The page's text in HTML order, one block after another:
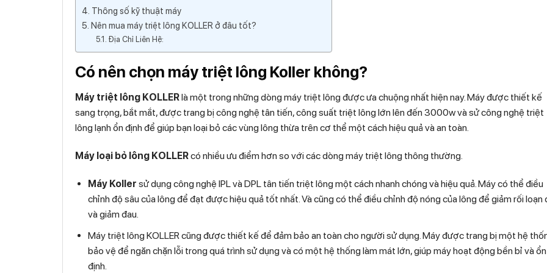
Thông số kỹ thuật máy
Nên mua máy triệt lông KOLLER ở đâu tốt?
Địa Chỉ Liên Hệ:
Có nên chọn máy triệt lông Koller không?
Máy triệt lông KOLLERlà một trong những dòng máy triệt lông được ưa chuộng nhất hiện nay. Máy được thiết kế
sang trọng, bắt mắt, được trang bị công nghệ tân tiến, công suất triệt lông lớn lên đến 3000w và sử công nghệ triệt
lông lạnh ổn định để giúp bạn loại bỏ các vùng lông thừa trên cơ thể một cách hiệu quả và an toàn.
Máy loại bỏ lông KOLLERcó nhiều ưu điểm hơn so với các dòng máy triệt lông thông thường.
Máy Koller sử dụng công nghệ IPL và DPL tân tiến triệt lông một cách nhanh chóng và hiệu quả. Máy có thể điều
chỉnh độ sâu của lông để đạt được hiệu quả tốt nhất. Và cũng có thể điều chỉnh độ nóng của lông để giảm rối loạn
và giảm đau.
Máy triệt lông KOLLER cũng được thiết kế để đảm bảo an toàn cho người sử dụng. Máy được trang bị một hệ
bảo vệ để ngăn chặn lỗi trong quá trình sử dụng và có một hệ thống làm mát lớn, giúp máy hoạt động bền bỉ và ổn
định.